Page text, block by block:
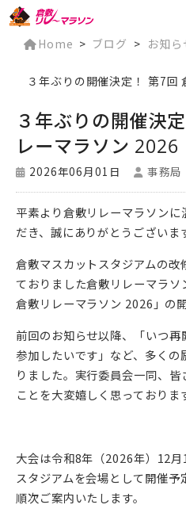
Home > ブログ > お知ら
３年ぶりの開催決定！ 第7回
３年ぶりの開催決
レーマラソン 2026
2026年06月01日 事務局
平素より倉敷リレーマラソン
だき、誠にありがとうございま
倉敷マスカットスタジアムの改
ておりました倉敷リレーマラ
倉敷リレーマラソン 2026」の
前回のお知らせ以降、「いつ
参加したいです」など、多く
りました。実行委員会一同、
ことを大変嬉しく思っておりま
大会は令和8年（2026年）12
スタジアムを会場として開催
順次ご案内いたします。